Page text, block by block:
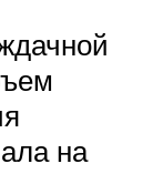
на